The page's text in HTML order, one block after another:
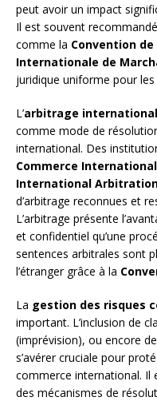
peut avoir un impact
Il est souvent
comme la Convention
Internationale de
juridique uniforme pour
L’arbitrage international
comme mode de
international. Des
Commerce
International Arbitration
d’arbitrage reconnues et
L’arbitrage présente
et confidentiel qu’une
sentences arbitrales sont
l’étranger grâce à la
La gestion des risques
important. L’inclusion de
(imprévision), ou encore
s’avérer cruciale pour
commerce international. Il
des mécanismes de